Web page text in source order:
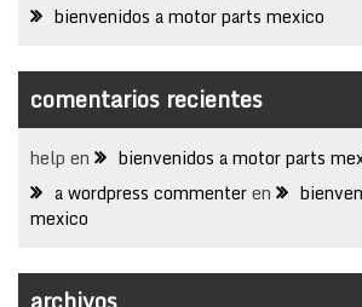
bienvenidos a motor parts mexico
comentarios recientes
help en
bienvenidos a motor parts
a wordpress commenteren
mexico